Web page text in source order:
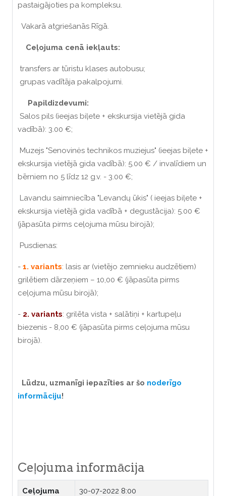
pastaigājoties pa kompleksu.
Vakarā atgriešanās Rīgā.
Ceļojuma cenā iekļauts:
transfers ar tūristu klases autobusu;
grupas vadītāja pakalpojumi.
Papildizdevumi:
Salos pils (ieejas biļete + ekskursija vietējā gida
vadībā): 3.00 €;
Muzejs "Senovinės technikos muziejus" (ieejas biļete +
ekskursija vietējā gida vadībā): 5.00 € / invalīdiem un
bērniem no 5 līdz 12 g.v. - 3.00 €;
Lavandu saimniecība "Levandų ūkis" ( ieejas biļete +
ekskursija vietējā gida vadībā + degustācija): 5.00 €
(jāpasūta pirms ceļojuma mūsu birojā);
Pusdienas:
- 1. variants: lasis ar (vietējo zemnieku audzētiem)
grilētiem dārzeņiem – 10,00 € (jāpasūta pirms
ceļojuma mūsu birojā);
- 2. variants: grilēta vista + salātiņi + kartupeļu
biezenis - 8,00 € (jāpasūta pirms ceļojuma mūsu
birojā).
Lūdzu, uzmanīgi iepazīties ar šo noderīgo
informāciju!
Ceļojuma informācija
Ceļojuma
30-07-2022 8:00